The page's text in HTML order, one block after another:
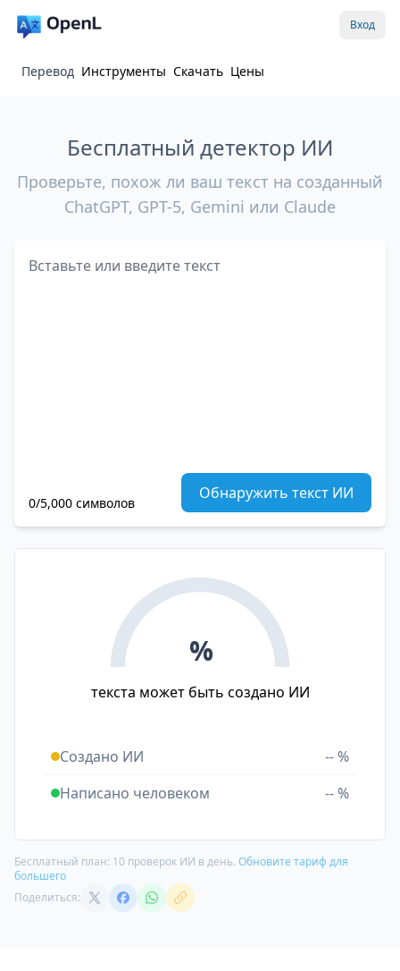
Вход
Перевод Инструменты Скачать Цены
Бесплатный детектор ИИ
Проверьте, похож ли ваш текст на созданный
ChatGPT, GPT-5, Gemini или Claude
Текст для проверки
0/5,000 символов
Обнаружить текст ИИ
%
текста может быть создано ИИ
Создано ИИ
-- %
Написано человеком
-- %
Бесплатный план: 10 проверок ИИ в день. Обновите тариф для
большего
Поделиться: